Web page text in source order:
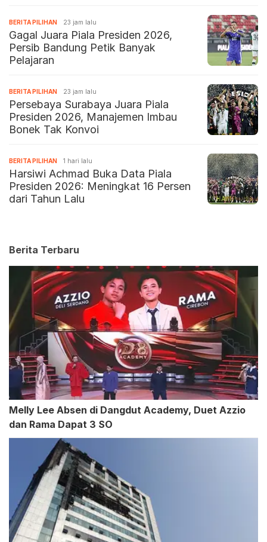
BERITA PILIHAN 23 jam lalu
Gagal Juara Piala Presiden 2026,
Persib Bandung Petik Banyak
Pelajaran
BERITA PILIHAN 23 jam lalu
Persebaya Surabaya Juara Piala
Presiden 2026, Manajemen Imbau
Bonek Tak Konvoi
BERITA PILIHAN 1 hari lalu
Harsiwi Achmad Buka Data Piala
Presiden 2026: Meningkat 16 Persen
dari Tahun Lalu
Berita Terbaru
Melly Lee Absen di Dangdut Academy, Duet Azzio
dan Rama Dapat 3 SO